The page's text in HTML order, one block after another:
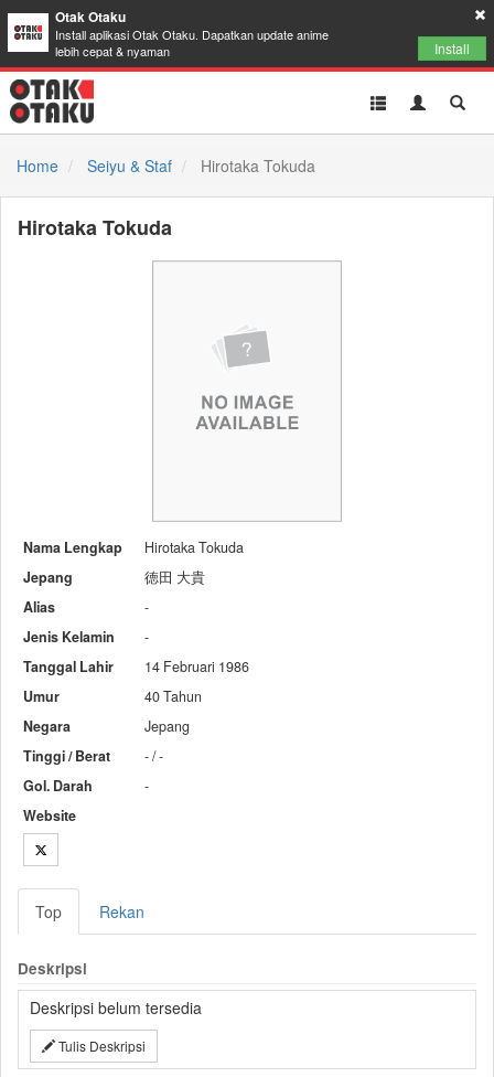
Otak Otaku
Install aplikasi Otak Otaku. Dapatkan update anime
lebih cepat & nyaman
Install
Toggle
Toggle
Home
Seiyu & Staf Hirotaka Tokuda
Hirotaka Tokuda
Nama Lengkap
Hirotaka Tokuda
Jepang
徳田 大貴
Alias
-
Jenis Kelamin
-
Tanggal Lahir
14 Februari 1986
Umur
40 Tahun
Negara
Jepang
Tinggi / Berat
- / -
Gol. Darah
-
Website
Top Rekan
Deskripsi
Deskripsi belum tersedia
Tulis Deskripsi